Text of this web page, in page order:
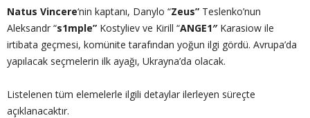
Natus Vincere‘nin kaptanı, Danylo “Zeus” Teslenko’nun
Aleksandr “s1mple” Kostyliev ve Kirill “ANGE1″Karasiow ile
irtibata geçmesi, komünite tarafından yoğun ilgi gördü. Avrupa’da
yapılacak seçmelerin ilk ayağı, Ukrayna’da olacak.
Listelenen tüm elemelerle ilgili detaylar ilerleyen süreçte
açıklanacaktır.